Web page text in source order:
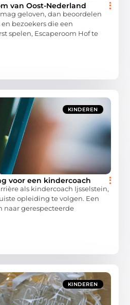
van Oost-Nederland
geloven, dan beoordelen
bezoekers die een
spelen, Escaperoom Hof te
KINDEREN
voor een kindercoach
als kindercoach Ijsselstein,
opleiding te volgen. Een
naar gerespecteerde
KINDEREN